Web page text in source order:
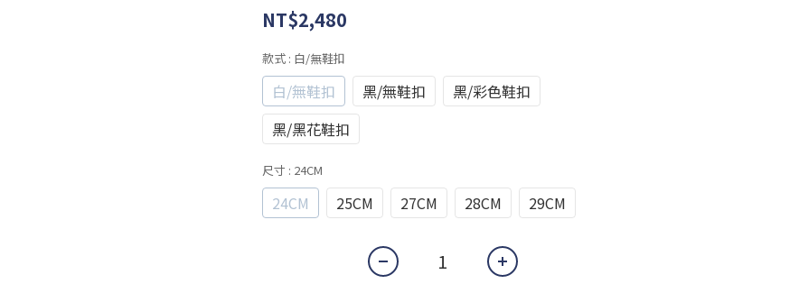
NT$2,480
款式 : 白/無鞋扣
白/無鞋扣 黑/無鞋扣
黑/彩色鞋扣
黑/黑花鞋扣
尺寸 : 24CM
24CM 25CM 27CM 28CM 29CM